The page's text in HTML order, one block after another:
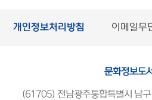
개인정보처리방침 이메일무
문화정보도
(61705) 전남광주통합특별시 남